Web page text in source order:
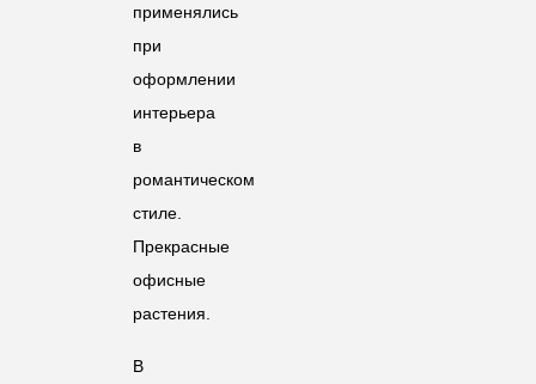
применялись
при
оформлении
интерьера
в
романтическом
стиле.
Прекрасные
офисные
растения.
В